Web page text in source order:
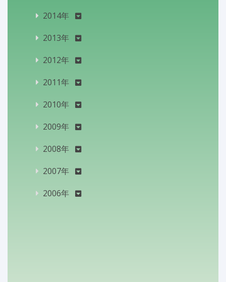
2014年
2013年
2012年
2011年
2010年
2009年
2008年
2007年
2006年